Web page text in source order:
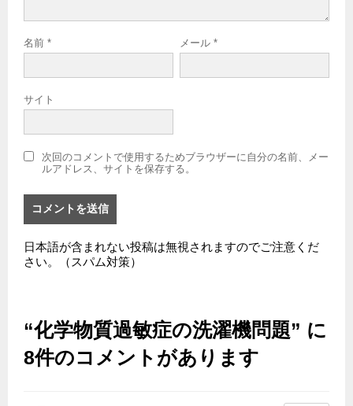
名前 * メール *
サイト
次回のコメントで使用するためブラウザーに自分の名前、メー
ルアドレス、サイトを保存する。
日本語が含まれない投稿は無視されますのでご注意くだ
さい。（スパム対策）
“化学物質過敏症の洗濯機問題” に
8件のコメントがあります